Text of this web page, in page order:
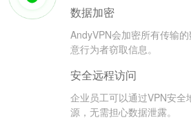
数据加密
AndyVPN会加密所有传输
意行为者窃取信息。
安全远程访问
企业员工可以通过VPN安全
源，无需担心数据泄露。